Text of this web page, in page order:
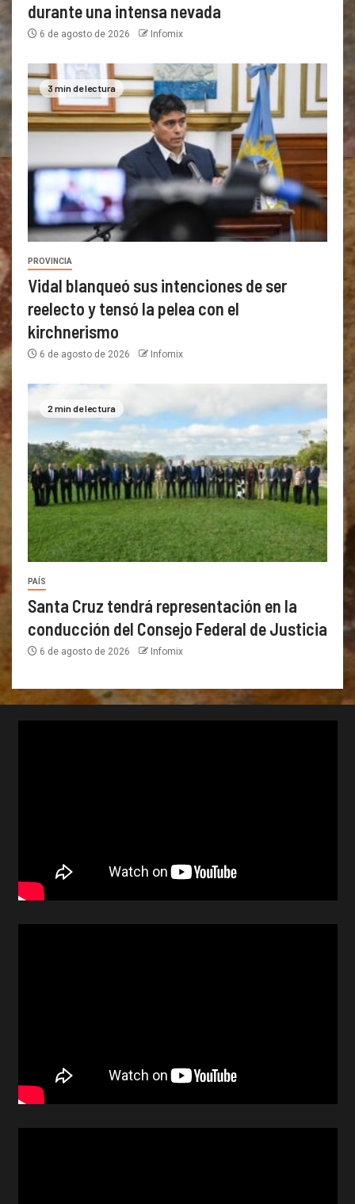
durante una intensa nevada
6 de agosto de 2026 Infomix
3 min de lectura
PROVINCIA
Vidal blanqueó sus intenciones de ser
reelecto y tensó la pelea con el
kirchnerismo
6 de agosto de 2026 Infomix
2 min de lectura
PAÍS
Santa Cruz tendrá representación en la
conducción del Consejo Federal de Justicia
6 de agosto de 2026 Infomix